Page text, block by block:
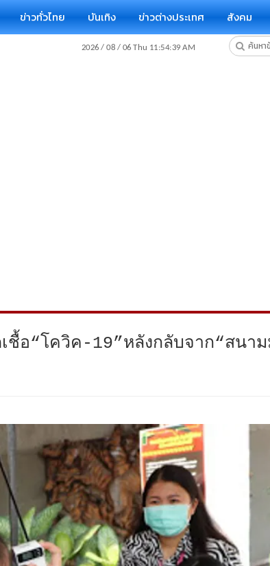
ข่าวทั่วไทย บันเทิง ข่าวต่างประเทศ สังคม
อ“โควิค-19”หลังกลับจาก“สนาม